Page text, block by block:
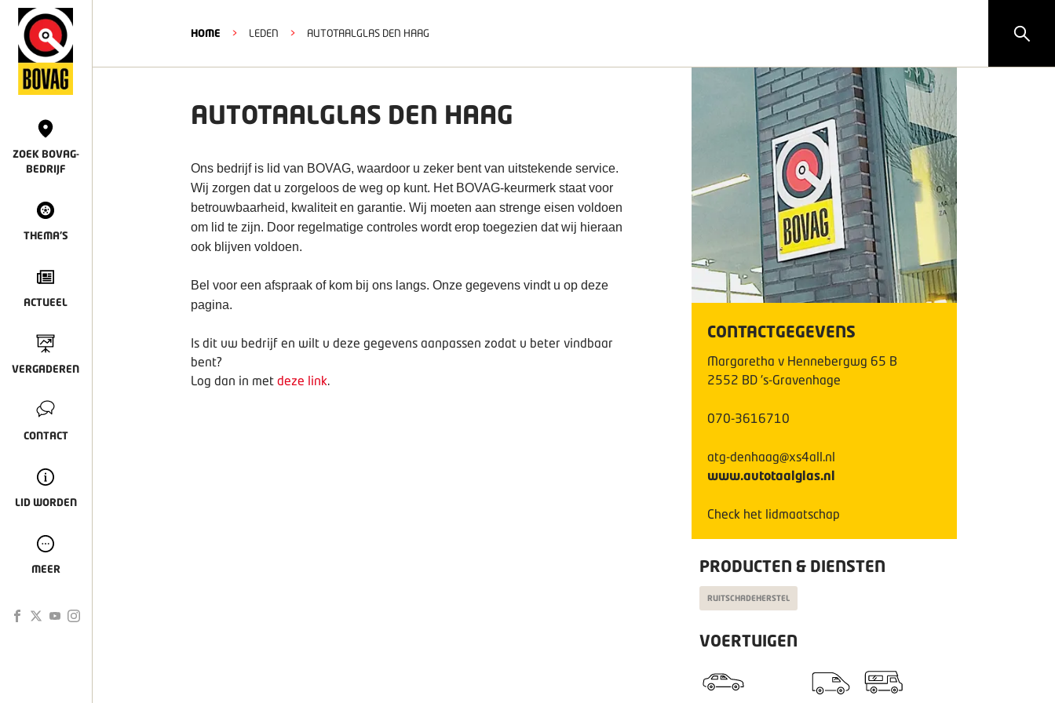
ZOEK BOVAG-
BEDRIJF
THEMA'S
ACTUEEL
VERGADEREN
CONTACT
LID WORDEN
MEER
HOME > LEDEN > AUTOTAALGLAS DEN HAAG
AUTOTAALGLAS DEN HAAG
Ons bedrijf is lid van BOVAG, waardoor u zeker bent van uitstekende service.
Wij zorgen dat u zorgeloos de weg op kunt. Het BOVAG-keurmerk staat voor
betrouwbaarheid, kwaliteit en garantie. Wij moeten aan strenge eisen voldoen
om lid te zijn. Door regelmatige controles wordt erop toegezien dat wij hieraan
ook blijven voldoen.
Bel voor een afspraak of kom bij ons langs. Onze gegevens vindt u op deze
pagina.
Is dit uw bedrijf en wilt u deze gegevens aanpassen zodat u beter vindbaar
bent?
Log dan in met deze link.
CONTACTGEGEVENS
Margaretha v Hennebergwg 65 B
2552 BD 's-Gravenhage
070-3616710
atg-denhaag@xs4all.nl
www.autotaalglas.nl
Check het lidmaatschap
PRODUCTEN & DIENSTEN
RUITSCHADEHERSTEL
VOERTUIGEN